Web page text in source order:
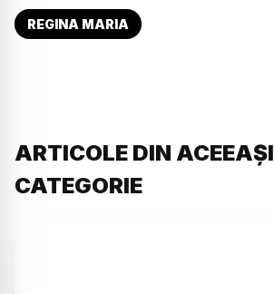
REGINA MARIA
ARTICOLE DIN ACEEAȘI
CATEGORIE